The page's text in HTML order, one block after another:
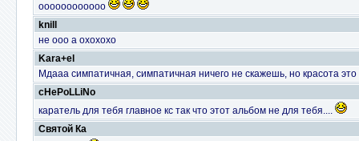
оооооооооооо
knill
не ооо а охохохо
Kara+el
Мдааа симпатичная, симпатичная ничего не скажешь, но красота это
cHePoLLiNo
каратель для тебя главное кс так что этот альбом не для тебя....
Святой Ка